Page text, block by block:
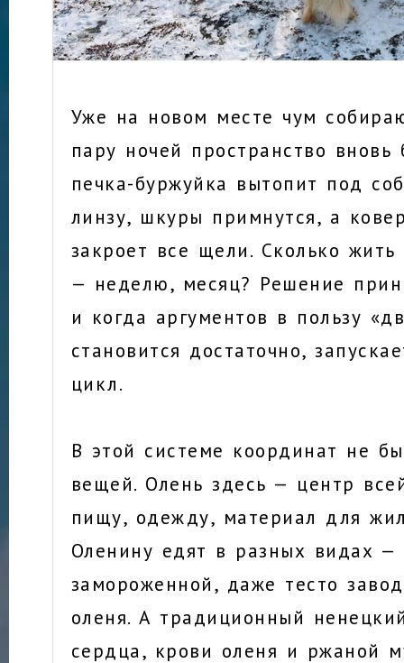
Уже на новом месте чум
пару ночей пространство вновь
печка-буржуйка вытопит под
линзу, шкуры примнутся, а
закроет все щели. Сколько
— неделю, месяц? Решение
и когда аргументов в пользу
становится достаточно,
цикл.
В этой системе координат не
вещей. Олень здесь — центр
пищу, одежду, материал для
Оленину едят в разных видах —
замороженной, даже тесто
оленя. А традиционный
сердца, крови оленя и ржаной